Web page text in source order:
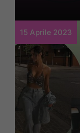
15 Aprile 2023